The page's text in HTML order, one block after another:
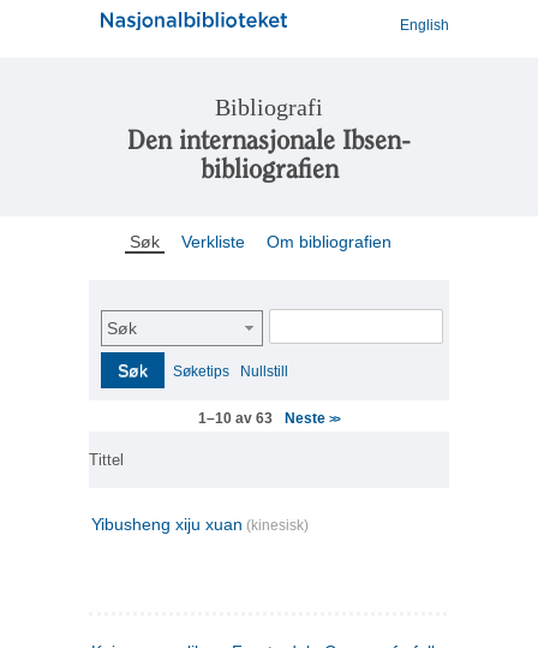
English
Bibliografi
Den internasjonale Ibsen-
bibliografien
Søk Verkliste Om bibliografien
Søk
Søk Søketips Nullstill
1–10 av 63 Neste>>
Tittel
Yibusheng xiju xuan (kinesisk)